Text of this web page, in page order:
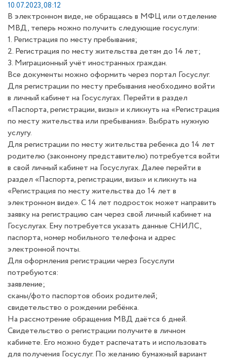
10.07.2023, 08:12
В электронном виде, не обращаясь в МФЦ или отделение
МВД, теперь можно получить следующие госуслуги:
1. Регистрация по месту пребывания;
2. Регистрация по месту жительства детям до 14 лет;
3. Миграционный учёт иностранных граждан.
Все документы можно оформить через портал Госуслуг.
Для регистрации по месту пребывания необходимо войти
в личный кабинет на Госуслугах. Перейти в раздел
«Паспорта, регистрации, визы» и кликнуть на «Регистрация
по месту жительства или пребывания». Выбрать нужную
услугу.
Для регистрации по месту жительства ребенка до 14 лет
родителю (законному представителю) потребуется войти
в свой личный кабинет на Госуслугах. Далее перейти в
раздел «Паспорта, регистрации, визы» и кликнуть на
«Регистрация по месту жительства до 14 лет в
электронном виде». С 14 лет подросток может направить
заявку на регистрацию сам через свой личный кабинет на
Госуслугах. Ему потребуется указать данные СНИЛС,
паспорта, номер мобильного телефона и адрес
электронной почты.
Для оформления регистрации через Госуслуги
потребуются:
заявление;
сканы/фото паспортов обоих родителей;
свидетельство о рождении ребёнка.
На рассмотрение обращения МВД даётся 6 дней.
Свидетельство о регистрации получите в личном
кабинете. Его можно будет распечатать и использовать
для получения Госуслуг. По желанию бумажный вариант